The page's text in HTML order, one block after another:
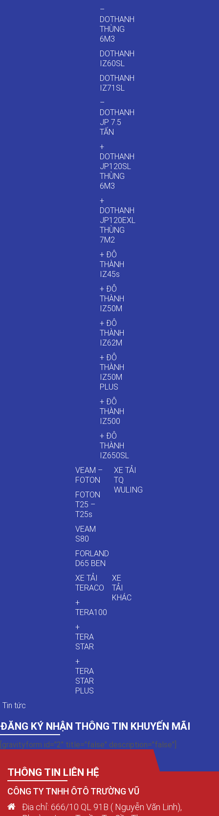
–
DOTHANH
THÙNG
6M3
DOTHANH
IZ60SL
DOTHANH
IZ71SL
–
DOTHANH
JP 7.5
TẤN
+
DOTHANH
JP120SL
THÙNG
6M3
+
DOTHANH
JP120EXL
THÙNG
7M2
+ ĐÔ
THÀNH
IZ45s
+ ĐÔ
THÀNH
IZ50M
+ ĐÔ
THÀNH
IZ62M
+ ĐÔ
THÀNH
IZ50M
PLUS
+ ĐÔ
THÀNH
IZ500
+ ĐÔ
THÀNH
IZ650SL
VEAM –
FOTON
FOTON
T25 –
T25s
VEAM
S80
FORLAND
D65 BEN
XE TẢI
TQ
WULING
XE TẢI
TERACO
+
TERA100
+
TERA
STAR
+
TERA
STAR
PLUS
XE
TẢI
KHÁC
Tin tức
ĐĂNG KÝ NHẬN THÔNG TIN KHUYẾN MÃI
[gravityform id="2" title="false" description="false"]
THÔNG TIN LIÊN HỆ
CÔNG TY TNHH ÔTÔ TRƯỜNG VŨ
Địa chỉ: 666/10 QL 91B ( Nguyễn Văn Linh),